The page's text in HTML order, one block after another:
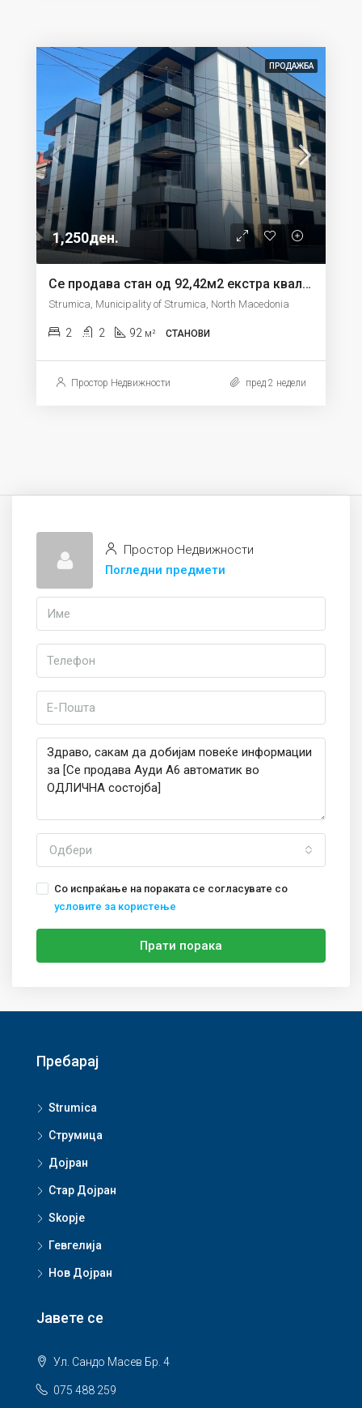
ПРОДАЖБА
1,250ден.
Се продава стан од 92,42м2 екстра квалитет во Струмица
Strumica, Municipality of Strumica, North Macedonia
2 2 92 м² СТАНОВИ
Простор Недвижности пред 2 недели
Простор Недвижности
Погледни предмети
Одбери
Со испраќање на пораката се согласувате со
условите за користење
Прати порака
Пребарај
Strumica
Струмица
Дојран
Стар Дојран
Skopje
Гевгелија
Нов Дојран
Јавете се
Ул. Сандо Масев Бр. 4
075 488 259